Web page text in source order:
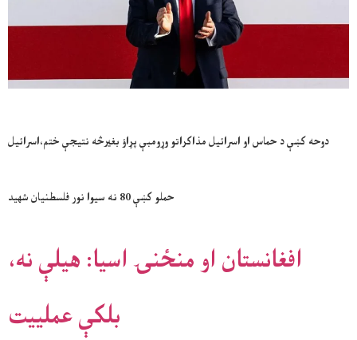
دوحه کښې د حماس او اسرائيل مذاکراتو وړومبې پړاؤ بغيرڅه نتيجې ختم،اسرائيل
حملو کښې 80 نه سيوا نور فلسطنيان شهيد
افغانستان او منځنۍ اسیا: هیلې نه،
بلکې عملييت